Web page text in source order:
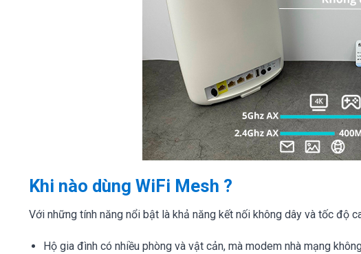
Khi nào dùng WiFi Mesh ?
Với những tính năng nổi bật là khả năng kết nối không dây và tốc độ
Hộ gia đình có nhiều phòng và vật cản, mà modem nhà mạng